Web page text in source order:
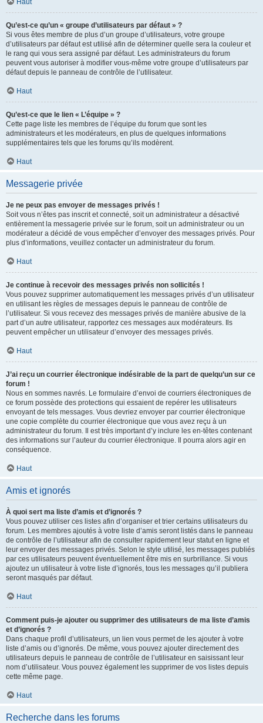
Haut
Qu’est-ce qu’un « groupe d’utilisateurs par défaut » ?
Si vous êtes membre de plus d’un groupe d’utilisateurs, votre groupe
d’utilisateurs par défaut est utilisé afin de déterminer quelle sera la couleur et
le rang qui vous sera assigné par défaut. Les administrateurs du forum
peuvent vous autoriser à modifier vous-même votre groupe d’utilisateurs par
défaut depuis le panneau de contrôle de l’utilisateur.
Haut
Qu’est-ce que le lien « L’équipe » ?
Cette page liste les membres de l’équipe du forum que sont les
administrateurs et les modérateurs, en plus de quelques informations
supplémentaires tels que les forums qu’ils modèrent.
Haut
Messagerie privée
Je ne peux pas envoyer de messages privés !
Soit vous n’êtes pas inscrit et connecté, soit un administrateur a désactivé
entièrement la messagerie privée sur le forum, soit un administrateur ou un
modérateur a décidé de vous empêcher d’envoyer des messages privés. Pour
plus d’informations, veuillez contacter un administrateur du forum.
Haut
Je continue à recevoir des messages privés non sollicités !
Vous pouvez supprimer automatiquement les messages privés d’un utilisateur
en utilisant les règles de messages depuis le panneau de contrôle de
l’utilisateur. Si vous recevez des messages privés de manière abusive de la
part d’un autre utilisateur, rapportez ces messages aux modérateurs. Ils
peuvent empêcher un utilisateur d’envoyer des messages privés.
Haut
J’ai reçu un courrier électronique indésirable de la part de quelqu’un sur ce
forum !
Nous en sommes navrés. Le formulaire d’envoi de courriers électroniques de
ce forum possède des protections qui essaient de repérer les utilisateurs
envoyant de tels messages. Vous devriez envoyer par courrier électronique
une copie complète du courrier électronique que vous avez reçu à un
administrateur du forum. Il est très important d’y inclure les en-têtes contenant
des informations sur l’auteur du courrier électronique. Il pourra alors agir en
conséquence.
Haut
Amis et ignorés
À quoi sert ma liste d’amis et d’ignorés ?
Vous pouvez utiliser ces listes afin d’organiser et trier certains utilisateurs du
forum. Les membres ajoutés à votre liste d’amis seront listés dans le panneau
de contrôle de l’utilisateur afin de consulter rapidement leur statut en ligne et
leur envoyer des messages privés. Selon le style utilisé, les messages publiés
par ces utilisateurs peuvent éventuellement être mis en surbrillance. Si vous
ajoutez un utilisateur à votre liste d’ignorés, tous les messages qu’il publiera
seront masqués par défaut.
Haut
Comment puis-je ajouter ou supprimer des utilisateurs de ma liste d’amis
et d’ignorés ?
Dans chaque profil d’utilisateurs, un lien vous permet de les ajouter à votre
liste d’amis ou d’ignorés. De même, vous pouvez ajouter directement des
utilisateurs depuis le panneau de contrôle de l’utilisateur en saisissant leur
nom d’utilisateur. Vous pouvez également les supprimer de vos listes depuis
cette même page.
Haut
Recherche dans les forums